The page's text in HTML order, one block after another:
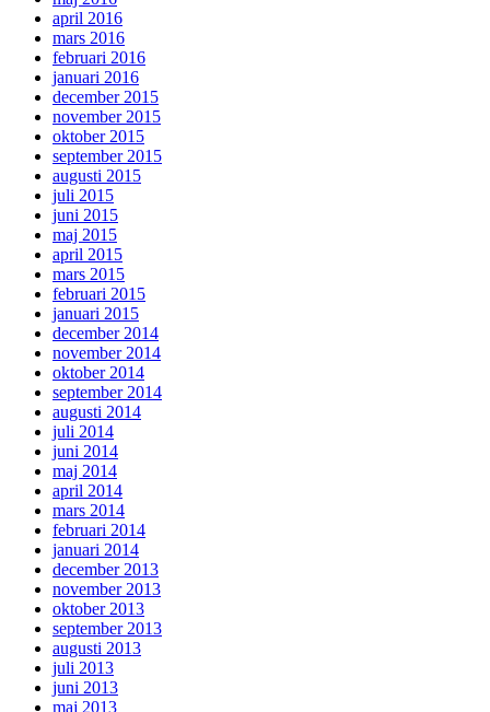
april 2016
mars 2016
februari 2016
januari 2016
december 2015
november 2015
oktober 2015
september 2015
augusti 2015
juli 2015
juni 2015
maj 2015
april 2015
mars 2015
februari 2015
januari 2015
december 2014
november 2014
oktober 2014
september 2014
augusti 2014
juli 2014
juni 2014
maj 2014
april 2014
mars 2014
februari 2014
januari 2014
december 2013
november 2013
oktober 2013
september 2013
augusti 2013
juli 2013
juni 2013
maj 2013